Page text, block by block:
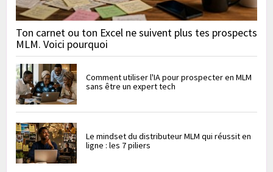
Ton carnet ou ton Excel ne suivent plus tes prospects
MLM. Voici pourquoi
Comment utiliser l'IA pour prospecter en MLM
sans être un expert tech
Le mindset du distributeur MLM qui réussit en
ligne : les 7 piliers